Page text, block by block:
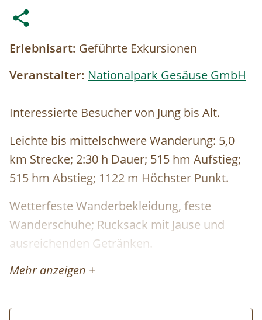
Erlebnisart: Geführte Exkursionen
Veranstalter: Nationalpark Gesäuse GmbH
Interessierte Besucher von Jung bis Alt.
Leichte bis mittelschwere Wanderung: 5,0
km Strecke; 2:30 h Dauer; 515 hm Aufstieg;
515 hm Abstieg; 1122 m Höchster Punkt.
Wetterfeste Wanderbekleidung, feste
Wanderschuhe; Rucksack mit Jause und
ausreichenden Getränken.
Öffentliche Verkehrsmittel
Mehr anzeigen +